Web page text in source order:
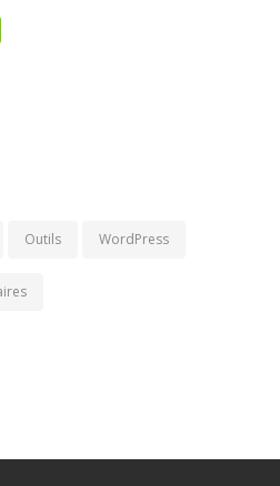
Outils WordPress